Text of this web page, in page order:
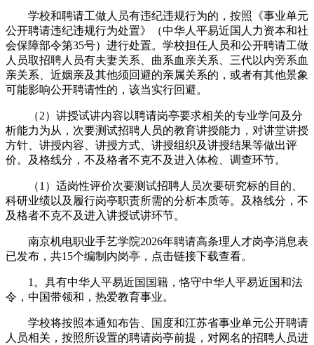
学校和聘请工做人员有违纪违规行为的，按照《事业单元
公开聘请违纪违规行为处置》（中华人平易近国人力资本和社
会保障部令第35号）进行处置。学校担任人员和公开聘请工做
人员取招聘人员有夫妻关系、曲系血亲关系、三代以内旁系血
亲关系、近姻亲及其他须回避的亲属关系的，或者有其他景象
可能影响公开聘请性的，该当实行回避。
（2）讲授试讲内容以聘请岗亭要求相关的专业学问及分
析能力为从，次要测试招聘人员的教育讲授能力，对讲堂讲授
方针、讲授内容、讲授方式、讲授组织及讲授结果等做出评
价。及格线分，不及格者不克不及进入体检、调查环节。
（1）适岗性评价次要测试招聘人员次要研究标的目的、
科研业绩以及履行岗亭职责所需的分析本质等。及格线分，不
及格者不克不及进入讲授试讲环节。
南京机电职业手艺学院2026年聘请高条理人才岗亭消息表
已发布，共15个编制内岗亭，点击链接下载查看。
1。具有中华人平易近国国籍，恪守中华人平易近国和法
令，中国带领和，热爱教育事业。
学校将按照本通知布告、国度和江苏省事业单元公开聘请
人员相关，按照所设置的聘请岗亭前提，对网名的招聘人员进